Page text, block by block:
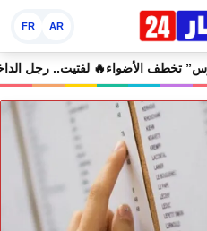
AR
FR
كبير و”سمفونية أحيدوس” تخطف